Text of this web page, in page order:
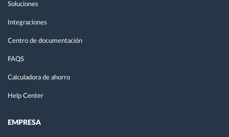
Soluciones
Integraciones
Centro de documentación
FAQS
Calculadora de ahorro
Help Center
EMPRESA